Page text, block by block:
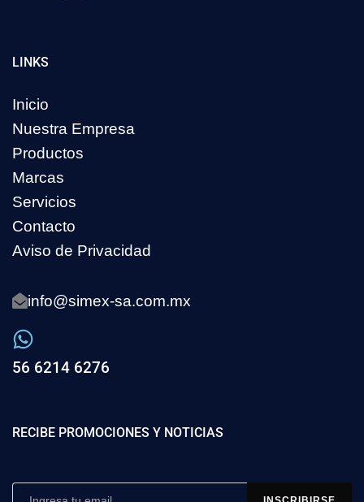
LINKS
Inicio
Nuestra Empresa
Productos
Marcas
Servicios
Contacto
Aviso de Privacidad
info@simex-sa.com.mx
56 6214 6276
RECIBE PROMOCIONES Y NOTICIAS